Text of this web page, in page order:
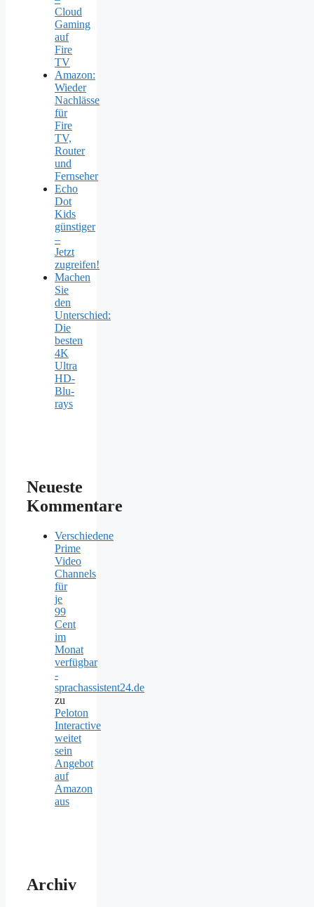
Cloud
Gaming
auf
Fire
TV
Amazon:
Wieder
Nachlässe
für
Fire
TV,
Router
und
Fernseher
Echo
Dot
Kids
günstiger
–
Jetzt
zugreifen!
Machen
Sie
den
Unterschied:
Die
besten
4K
Ultra
HD-
Blu-
rays
Neueste
Kommentare
Verschiedene
Prime
Video
Channels
für
je
99
Cent
im
Monat
verfügbar
-
sprachassistent24.de
zu
Peloton
Interactive
weitet
sein
Angebot
auf
Amazon
aus
Archiv